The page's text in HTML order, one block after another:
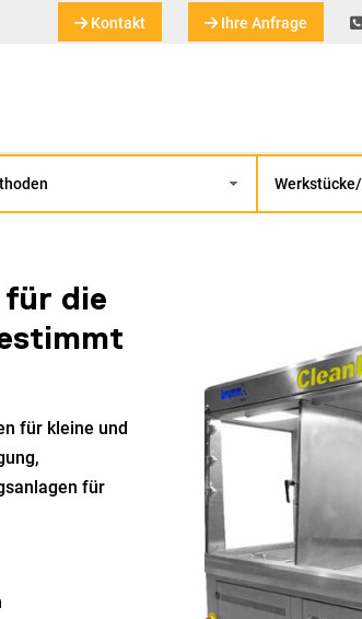
Kontakt Ihre Anfrage
für die
für kleine und
,
für